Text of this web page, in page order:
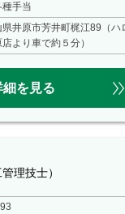
種手当
県井原市芳井町梶江89（ハ
より車で約５分）
細を見る
理技士）